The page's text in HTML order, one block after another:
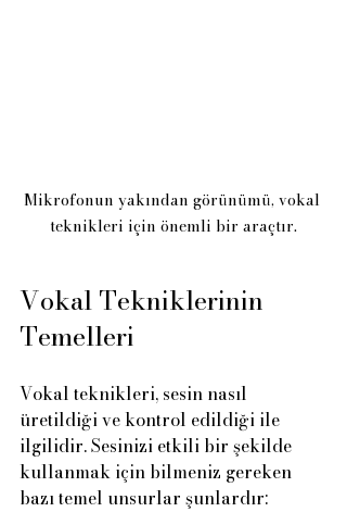
Mikrofonun yakından görünümü, vokal
teknikleri için önemli bir araçtır.
Vokal Tekniklerinin
Temelleri
Vokal teknikleri, sesin nasıl
üretildiği ve kontrol edildiği ile
ilgilidir. Sesinizi etkili bir şekilde
kullanmak için bilmeniz gereken
bazı temel unsurlar şunlardır: